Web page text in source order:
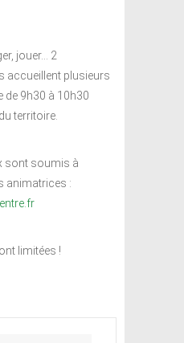
jouer… 2
accueillent plusieurs
de 9h30 à 10h30
territoire.
sont soumis à
animatrices :
limitées !